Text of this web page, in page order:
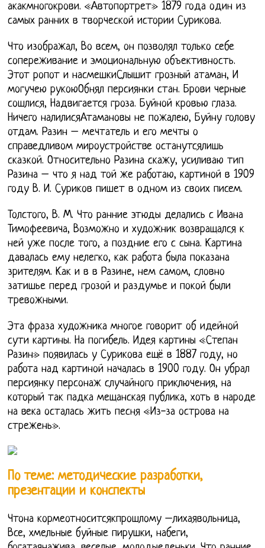
акакмногокрови. «Автопортрет» 1879 года один из
самых ранних в творческой истории Сурикова.
Что изображал, Во всем, он позволял только себе
сопереживание и эмоциональную объективность.
Этот ропот и насмешкиСлышит грозный атаман, И
могучею рукоюОбнял персиянки стан. Брови черные
сошлися, Надвигается гроза. Буйной кровью глаза.
Ничего налилисяАтамановы не пожалею, Буйну голову
отдам. Разин – мечтатель и его мечты о
справедливом мироустройстве останутсялишь
сказкой. Относительно Разина скажу, усиливаю тип
Разина – что я над той же работаю, картиной в 1909
году В. И. Суриков пишет в одном из своих писем.
Толстого, В. М. Что ранние этюды делались с Ивана
Тимофеевича, Возможно и художник возвращался к
ней уже после того, а поздние его с сына. Картина
давалась ему нелегко, как работа была показана
зрителям. Как и в в Разине, нем самом, словно
затишье перед грозой и раздумье и покой были
тревожными.
Эта фраза художника многое говорит об идейной
сути картины. На погибель. Идея картины «Степан
Разин» появилась у Сурикова ещё в 1887 году, но
работа над картиной началась в 1900 году. Он убрал
персиянку персонаж случайного приключения, на
который так падка мещанская публика, хоть в народе
на века осталась жить песня «Из-за острова на
стрежень».
По теме: методические разработки,
презентации и конспекты
Чтона кормеотноситсякпрошлому –лихаявольница,
Все, хмельные буйные пирушки, набеги,